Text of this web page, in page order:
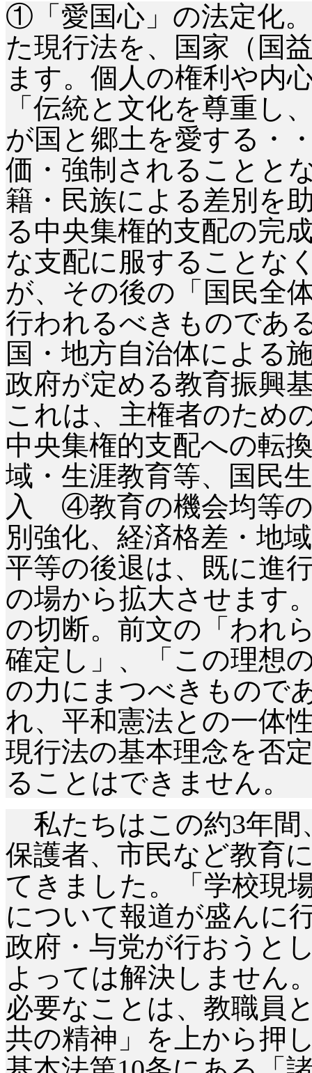
①「愛国心」の法定化
た現行法を、国家（国
ます。個人の権利や内
「伝統と文化を尊重し
が国と郷土を愛する・
価・強制されることと
籍・民族による差別を
る中央集権的支配の完
な支配に服することな
が、その後の「国民全
行われるべきものであ
国・地方自治体による
政府が定める教育振興
これは、主権者のため
中央集権的支配への転
域・生涯教育等、国民
入 ④教育の機会均等の
別強化、経済格差・地
平等の後退は、既に進
の場から拡大させま
の切断。前文の「われ
確定し」、「この理想
の力にまつべきもので
れ、平和憲法との一体
現行法の基本理念を否
ることはできません。
私たちはこの約3年間
保護者、市民など教育
てきました。「学校現
について報道が盛んに
政府・与党が行おうと
よっては解決しません
必要なことは、教職員
共の精神」を上から押